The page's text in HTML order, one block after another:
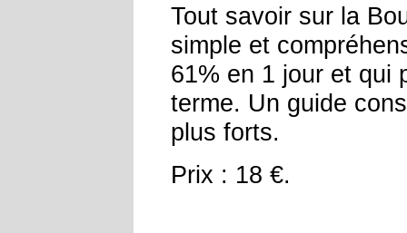
Tout savoir sur la
simple et
61% en 1 jour et qui
terme. Un guide
plus forts.
Prix : 18 €.